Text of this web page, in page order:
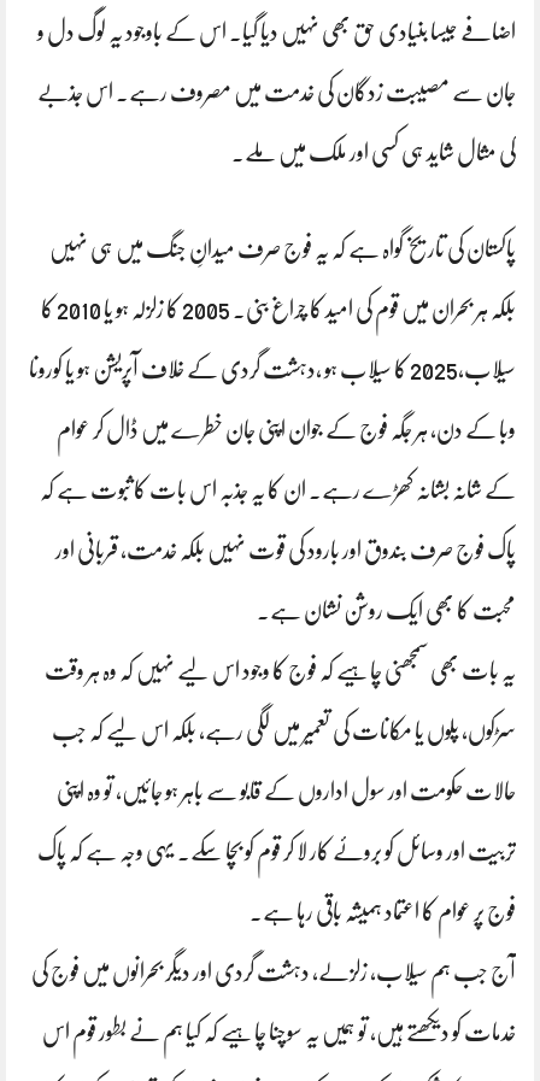
اضافے جیسا بنیادی حق بھی نہیں دیا گیا۔ اس کے باوجود یہ لوگ دل و
جان سے مصیبت زدگان کی خدمت میں مصروف رہے۔ اس جذبے
کی مثال شاید ہی کسی اور ملک میں ملے۔
پاکستان کی تاریخ گواہ ہے کہ یہ فوج صرف میدانِ جنگ میں ہی نہیں
بلکہ ہر بحران میں قوم کی امید کا چراغ بنی۔ 2005 کا زلزلہ ہو یا 2010 کا
سیلاب،2025 کا سیلاب ہو ،دہشت گردی کے خلاف آپریشن ہو یا کورونا
وبا کے دن، ہر جگہ فوج کے جوان اپنی جان خطرے میں ڈال کر عوام
کے شانہ بشانہ کھڑے رہے۔ ان کا یہ جذبہ اس بات کا ثبوت ہے کہ
پاک فوج صرف بندوق اور بارود کی قوت نہیں بلکہ خدمت، قربانی اور
محبت کا بھی ایک روشن نشان ہے۔
یہ بات بھی سمجھنی چاہیے کہ فوج کا وجود اس لیے نہیں کہ وہ ہر وقت
سڑکوں، پلوں یا مکانات کی تعمیر میں لگی رہے، بلکہ اس لیے کہ جب
حالات حکومت اور سول اداروں کے قابو سے باہر ہو جائیں، تو وہ اپنی
تربیت اور وسائل کو بروئے کار لا کر قوم کو بچا سکے۔ یہی وجہ ہے کہ پاک
فوج پر عوام کا اعتماد ہمیشہ باقی رہا ہے۔
آج جب ہم سیلاب، زلزلے، دہشت گردی اور دیگر بحرانوں میں فوج کی
خدمات کو دیکھتے ہیں، تو ہمیں یہ سوچنا چاہیے کہ کیا ہم نے بطور قوم اس